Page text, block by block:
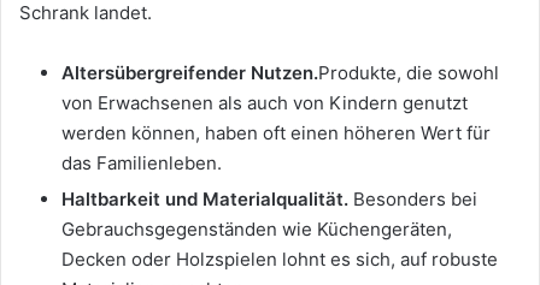
Schrank landet.
Altersübergreifender Nutzen.Produkte, die sowohl
von Erwachsenen als auch von Kindern genutzt
werden können, haben oft einen höheren Wert für
das Familienleben.
Haltbarkeit und Materialqualität. Besonders bei
Gebrauchsgegenständen wie Küchengeräten,
Decken oder Holzspielen lohnt es sich, auf robuste